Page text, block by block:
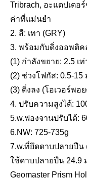
เสา RTK (2.0ม
Tribrach, อะแดปเตอ
ค่าที่แม่นยำ
2. สี: เทา (GRY)
3. พร้อมกับดิ่งออพติ
(1) กำลังขยาย: 2.5 เท่
(2) ช่วงโฟกัส: 0.5-15
(3) ดิ่งลง (โอเวอร์พอ
4. ปรับความสูงได้:
5.w.ฟองจานปรับได้:
6.NW: 725-735g
7.w.ที่ยึดดาบปลายปืน
ใช้ดาบปลายปืน 24.9
Geomaster Prism